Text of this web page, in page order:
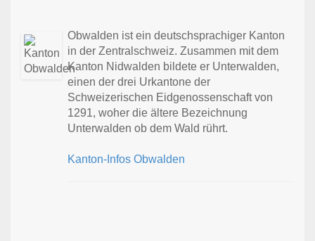
Obwalden ist ein deutschsprachiger Kanton
in der Zentralschweiz. Zusammen mit dem
Kanton Nidwalden bildete er Unterwalden,
einen der drei Urkantone der
Schweizerischen Eidgenossenschaft von
1291, woher die ältere Bezeichnung
Unterwalden ob dem Wald rührt.
Kanton-Infos Obwalden